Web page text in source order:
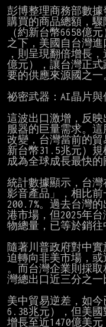
彭博整理商務部數據
購買的商品總額，驟
（約新台幣6658億
之下，美國自台灣
，則呈現翻倍增長
億元），讓台灣正式
要的供應來源國之一
祕密武器：AI晶片與
這波出口激增，反
服器的巨量需求。
改變，台灣當前的
新台幣31.5兆元）規
成為全球成長最快的
統計數據顯示，台灣
影音產品」，相比
200.7%。過去台灣
港市場，但2025年
物總量，已等於銷往
隨著川普政府對中
迫轉向非美市場，
。而台灣企業則採
灣總出口近三分之一
美中貿易逆差，如
6.38兆元），但美
增長至近1470億美